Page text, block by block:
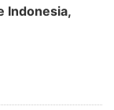
Indonesia,